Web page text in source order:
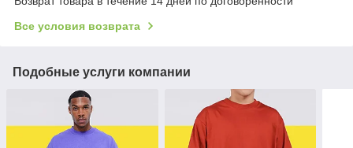
Все условия возврата
Подобные услуги компании